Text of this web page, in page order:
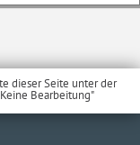
dieser Seite unter der